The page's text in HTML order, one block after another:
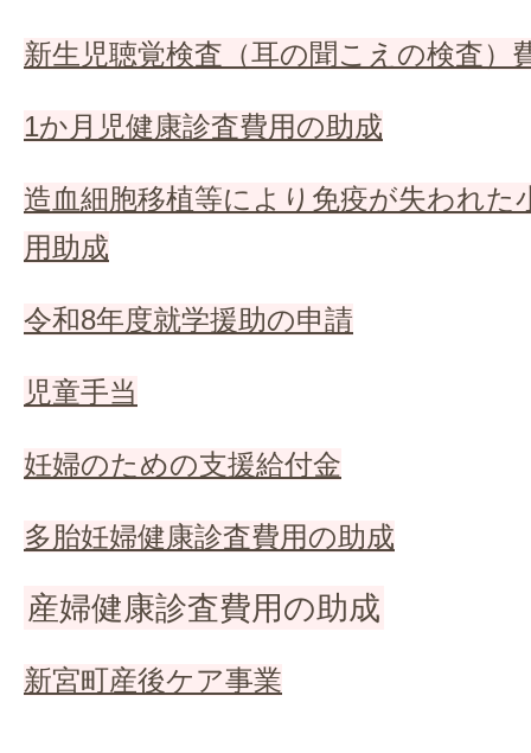
新生児聴覚検査（耳の聞こえの検査）
1か月児健康診査費用の助成
造血細胞移植等により免疫が失われた
用助成
令和8年度就学援助の申請
児童手当
妊婦のための支援給付金
多胎妊婦健康診査費用の助成
産婦健康診査費用の助成
新宮町産後ケア事業